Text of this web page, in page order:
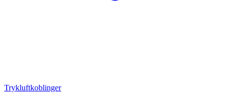
Trykluftkoblinger